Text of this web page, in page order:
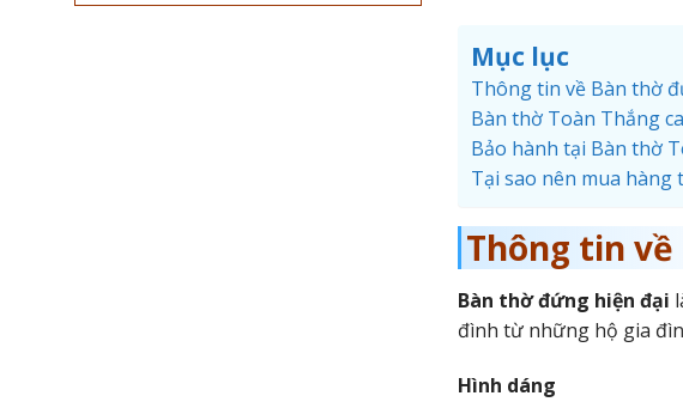
Mục lục
Thông tin về Bàn thờ
Bàn thờ Toàn Thắng
Bảo hành tại Bàn thờ
Tại sao nên mua
Thông tin
Bàn thờ đứng hiện đại
đình từ những hộ gia
Hình dáng